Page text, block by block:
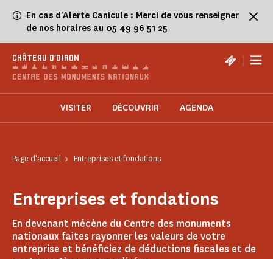
En cas d'Alerte Canicule : Merci de vous renseigner
de nos horaires au 05 49 96 51 25
CHÂTEAU D'OIRON |
VISITER DÉCOUVRIR AGENDA
Page d'accueil Entreprises et fondations
Entreprises et fondations
En devenant mécène du Centre des monuments
nationaux faites rayonner les valeurs de votre
entreprise et bénéficiez de déductions fiscales et de